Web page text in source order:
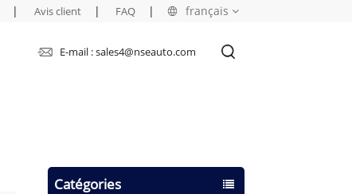
français
| Avis client | FAQ |
E-mail : sales4@nseauto.com
Catégories